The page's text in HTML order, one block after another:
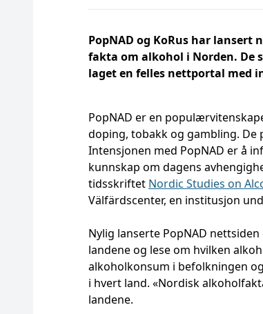
PopNAD og KoRus har lansert
fakta om alkohol i Norden. De
laget en felles nettportal med
PopNAD er en
doping, tobakk og gambling. De
Intensjonen med PopNAD er å
kunnskap om dagens
tidsskriftet Nordic Studies on
Välfärdscenter, en institusjon
Nylig lanserte PopNAD
landene og lese om hvilken
alkoholkonsum i befolkningen
i hvert land. «Nordisk
landene.